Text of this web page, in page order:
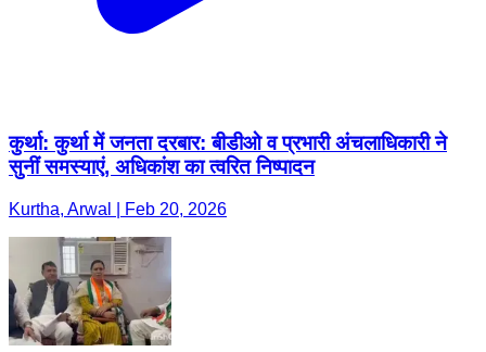
कुर्था: कुर्था में जनता दरबार: बीडीओ व प्रभारी अंचलाधिकारी ने
सुनीं समस्याएं, अधिकांश का त्वरित निष्पादन
Kurtha, Arwal | Feb 20, 2026